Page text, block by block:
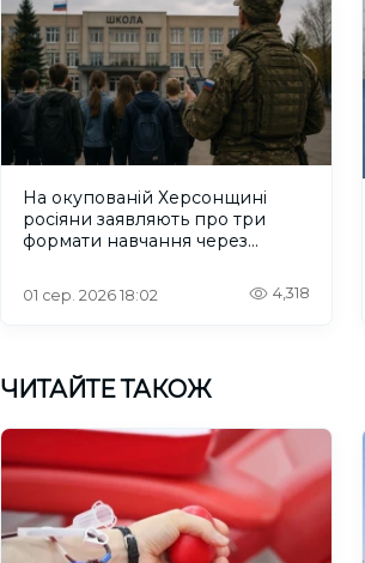
На окупованій Херсонщині
росіяни заявляють про три
формати навчання через
01 сер. 2026 18:02 4,318
ЧИТАЙТЕ ТАКОЖ